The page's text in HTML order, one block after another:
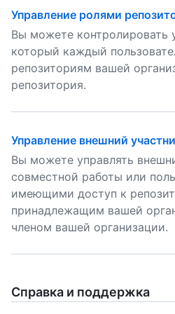
Управление ролями
Вы можете контролировать
который каждый
репозиториям вашей
репозитория.
Управление внешний
Вы можете управлять
совместной работы или
имеющими доступ к
принадлежащим вашей
членом вашей организации.
Справка и поддержка